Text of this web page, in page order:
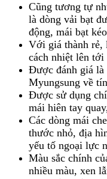
Cũng tương tự
là dòng vải bạt
động, mái bạt
Với giá thành rẻ,
cách nhiệt lên tới
Được đánh giá là
Myungsung về
Được sử dụng
mái hiên tay
Các dòng mái
thước nhỏ, địa
yếu tố ngoại lực
Màu sắc chính
nhiều màu, xen